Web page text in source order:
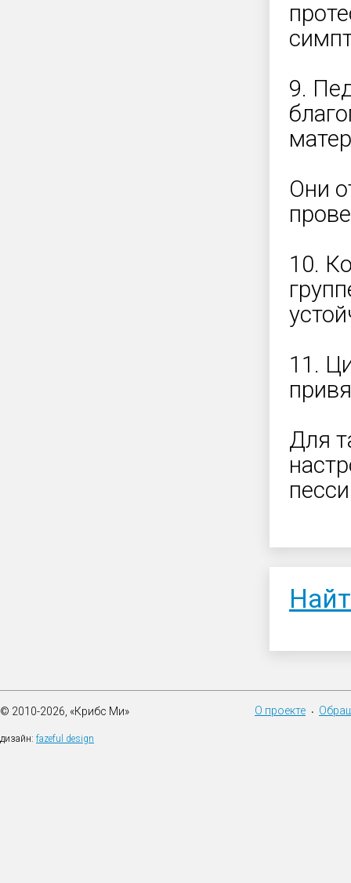
9.
Они
10.
11.
Для
© 2010-2026, «Крибс Ми»
дизайн: fazeful design
О проекте •